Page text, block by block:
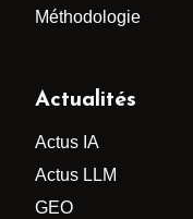
Méthodologie
Actualités
Actus IA
Actus LLM
GEO